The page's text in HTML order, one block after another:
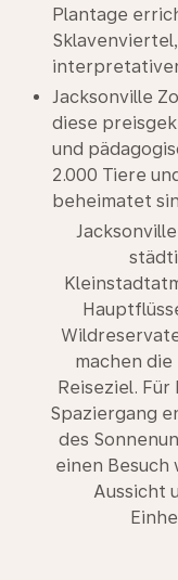
Plantage
Jacksonville
diese
und
2.000 Tiere
beheimatet
machen
Reiseziel.
Spaziergang
des
einen
Aussicht